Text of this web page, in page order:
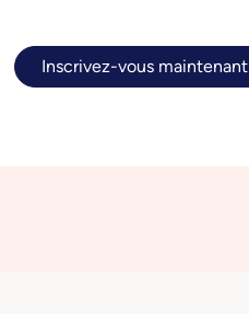
Inscrivez-vous maintenant